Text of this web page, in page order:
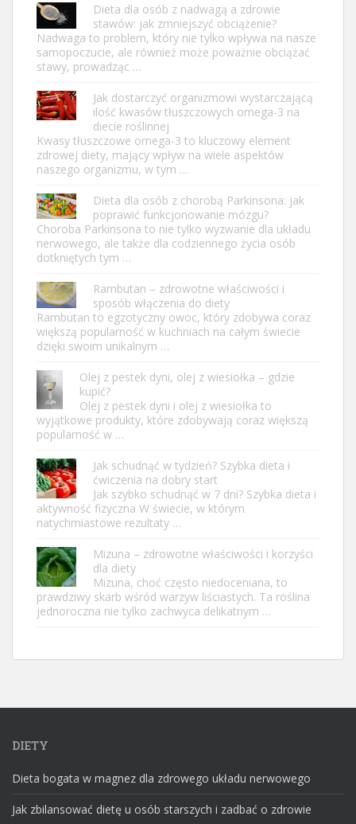
Dieta dla osób z nadwagą a zdrowie
stawów: jak zmniejszyć obciążenie?
Nadwaga to problem, który nie tylko wpływa na nasze
samopoczucie, ale również może poważnie obciążać
stawy, prowadząc …
Jak dostarczyć organizmowi wystarczającą
ilość kwasów tłuszczowych omega-3 na
diecie roślinnej
Kwasy tłuszczowe omega-3 to kluczowy element
zdrowej diety, mający wpływ na wiele aspektów
naszego organizmu, w tym …
Dieta dla osób z chorobą Parkinsona: jak
poprawić funkcjonowanie mózgu?
Choroba Parkinsona to nie tylko wyzwanie dla układu
nerwowego, ale także dla codziennego życia osób
dotkniętych tym …
Rambutan – zdrowotne właściwości i
sposób włączenia do diety
Rambutan to egzotyczny owoc, który zdobywa coraz
większą popularność w kuchniach na całym świecie
dzięki swoim unikalnym …
Olej z pestek dyni, olej z wiesiołka – gdzie
kupić?
Olej z pestek dyni i olej z wiesiołka to
wyjątkowe produkty, które zdobywają coraz większą
popularność w …
Jak schudnąć w tydzień? Szybka dieta i
ćwiczenia na dobry start
Jak szybko schudnąć w 7 dni? Szybka dieta i
aktywność fizyczna W świecie, w którym
natychmiastowe rezultaty …
Mizuna – zdrowotne właściwości i korzyści
dla diety
Mizuna, choć często niedoceniana, to
prawdziwy skarb wśród warzyw liściastych. Ta roślina
jednoroczna nie tylko zachwyca delikatnym …
DIETY
Dieta bogata w magnez dla zdrowego układu nerwowego
Jak zbilansować dietę u osób starszych i zadbać o zdrowie